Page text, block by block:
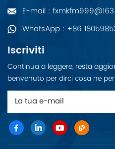
E-mail :
WhatsApp : +86
Iscriviti
Continua a leggere, resta
benvenuto per dirci cosa ne